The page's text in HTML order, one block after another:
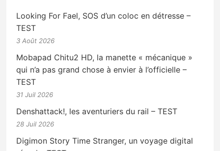
Looking For Fael, SOS d’un coloc en détresse –
TEST
3 Août 2026
Mobapad Chitu2 HD, la manette « mécanique »
qui n’a pas grand chose à envier à l’officielle –
TEST
31 Juil 2026
Denshattack!, les aventuriers du rail – TEST
28 Juil 2026
Digimon Story Time Stranger, un voyage digital